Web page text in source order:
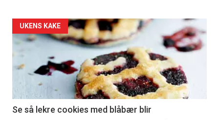
Artikler
detail
-
section
11
UKENS KAKE
Se så lekre cookies med blåbær blir